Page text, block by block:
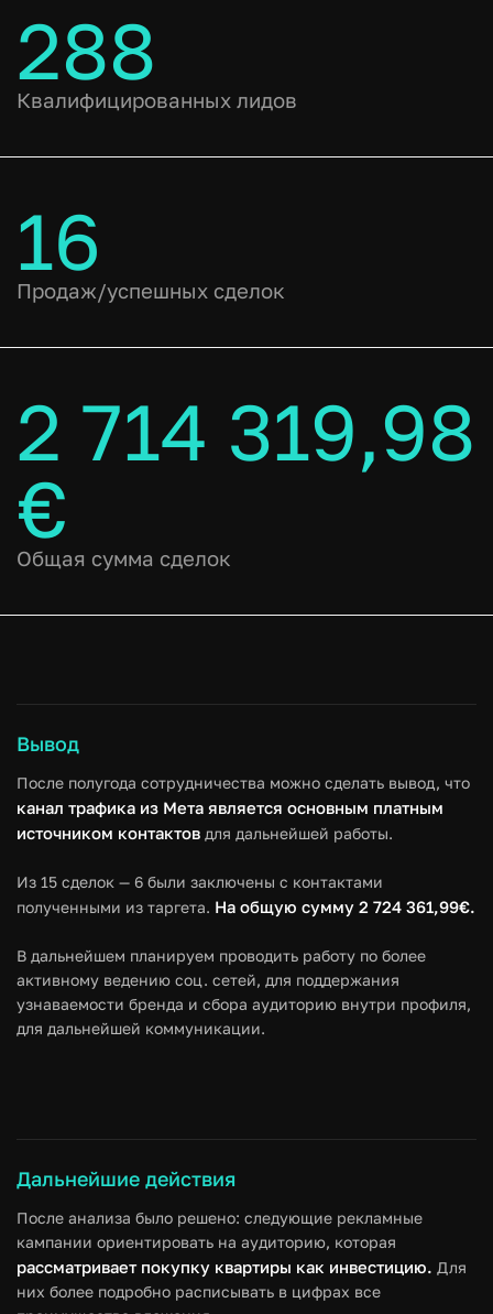
288
Квалифицированных лидов
16
Продаж/успешных сделок
2 714 319,98
€
Общая сумма сделок
Вывод
После полугода сотрудничества можно сделать вывод, что
канал трафика из Мета является основным платным
источником контактовдля дальнейшей работы.
Из 15 сделок — 6 были заключены с контактами
полученными из таргета. На общую сумму 2 724 361,99€.
В дальнейшем планируем проводить работу по более
активному ведению соц. сетей, для поддержания
узнаваемости бренда и сбора аудиторию внутри профиля,
для дальнейшей коммуникации.
Дальнейшие действия
После анализа былo решено: следующие рекламные
кампании ориентировать на аудиторию, которая
рассматривает покупку квартиры как инвестицию. Для
них более подробно расписывать в цифрах все